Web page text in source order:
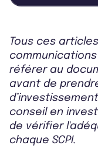
Tous ces
référer au
avant de
conseil en
de vérifier
chaque SCPI.